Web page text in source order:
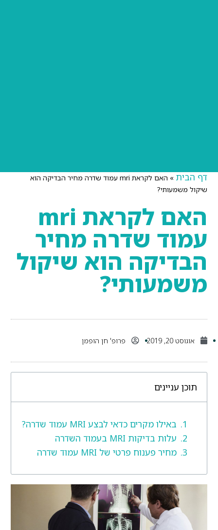
דף הבית »
האם לקראת mri עמוד שדרה מחיר הבדיקה הוא
שיקול משמעותי?
האם לקראת mri
עמוד שדרה מחיר
הבדיקה הוא שיקול
משמעותי?
אוגוסט 20, 2019 פרופ' חן הופמן
תוכן עניינים
באילו מקרים כדאי לבצע MRI עמוד שדרה?
עלות בדיקות MRI בעמוד השדרה
מחיר פענוח פרטי של MRI עמוד שדרה